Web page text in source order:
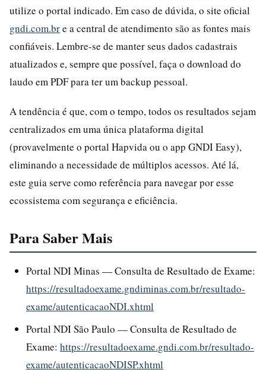
utilize o portal indicado. Em caso de dúvida, o site oficial
gndi.com.bre a central de atendimento são as fontes mais
confiáveis. Lembre-se de manter seus dados cadastrais
atualizados e, sempre que possível, faça o download do
laudo em PDF para ter um backup pessoal.
A tendência é que, com o tempo, todos os resultados sejam
centralizados em uma única plataforma digital
(provavelmente o portal Hapvida ou o app GNDI Easy),
eliminando a necessidade de múltiplos acessos. Até lá,
este guia serve como referência para navegar por esse
ecossistema com segurança e eficiência.
Para Saber Mais
Portal NDI Minas — Consulta de Resultado de Exame:
https://resultadoexame.gndiminas.com.br/resultado-
exame/autenticacaoNDI.xhtml
Portal NDI São Paulo — Consulta de Resultado de
Exame: https://resultadoexame.gndi.com.br/resultado-
exame/autenticacaoNDISP.xhtml